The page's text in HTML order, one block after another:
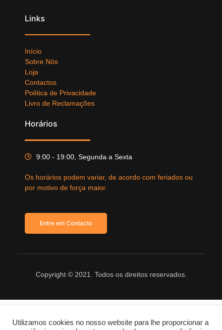
Links
Início
Sobre Nós
Loja
Contactos
Política de Privacidade
Livro de Reclamações
Horários
9:00 - 19:00, Segunda a Sexta
Os horários podem variar, de acordo com feriados ou
por motivo de força maior.
Entre em Contacto
Copyright © 2021. Todos os direitos reservados.
Utilizamos cookies no nosso website para lhe proporcionar a